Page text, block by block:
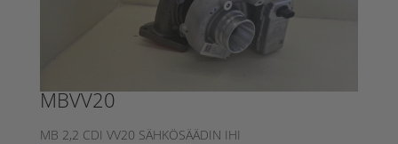
MBVV20
MB 2,2 CDI VV20 SÄHKÖSÄÄDIN IHI